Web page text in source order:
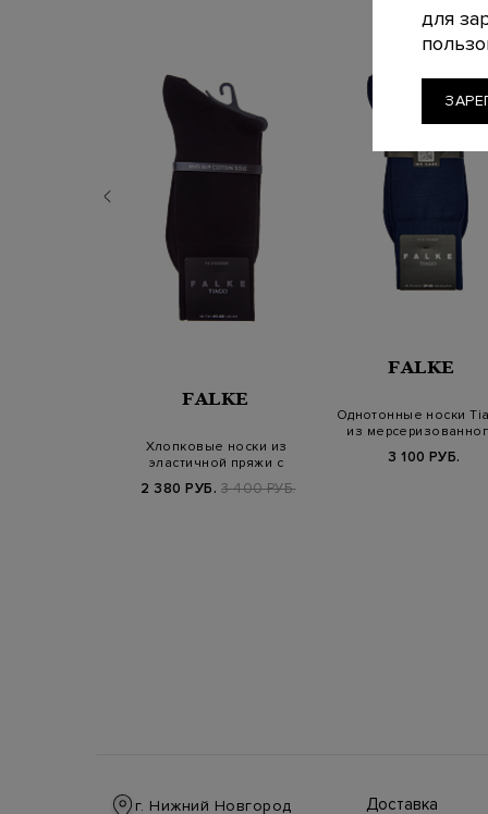
FALKE
Хлопковые носки из
эластичной пряжи с
2 380 РУБ. 3 400 РУБ.
FALKE
Однотонные носки
из
3 100 РУБ.
г. Нижний Новгород Доставка
для